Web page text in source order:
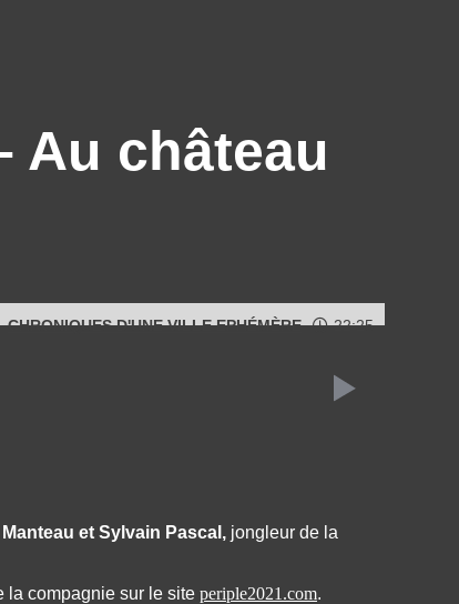
Au château
CHRONIQUES D'UNE VILLE EPHÉMÈRE 22:25
et Sylvain Pascal, jongleur de la
la compagnie sur le site periple2021.com.